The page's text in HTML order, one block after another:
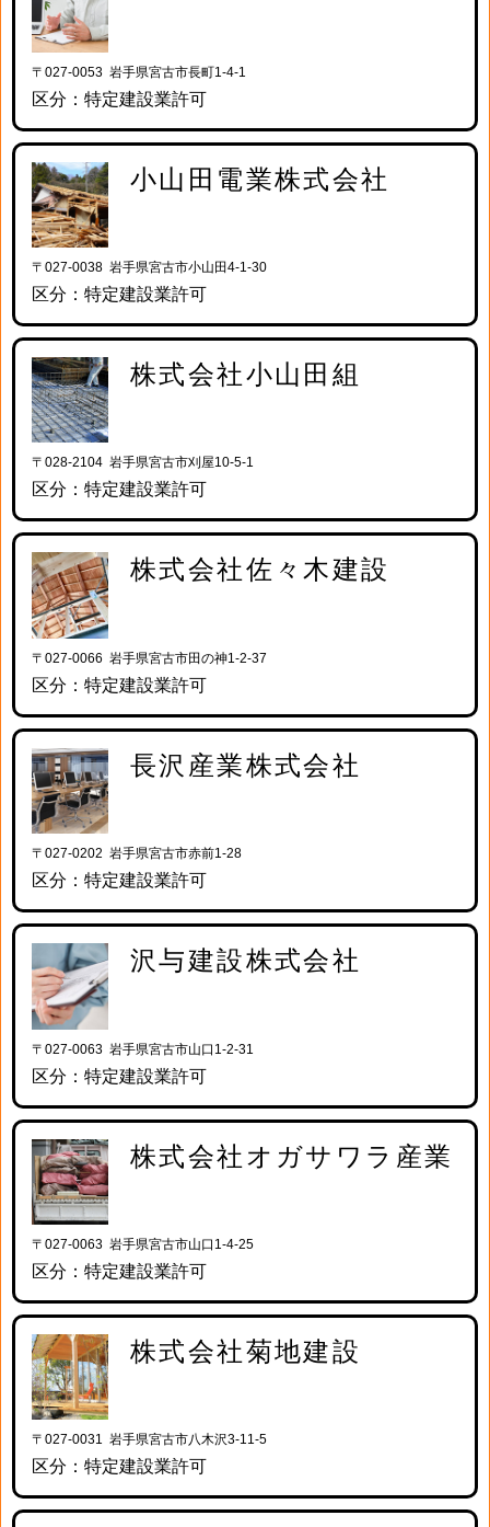
〒027-0053 岩手県宮古市長町1-4-1
区分：特定建設業許可
小山田電業株式会社
〒027-0038 岩手県宮古市小山田4-1-30
区分：特定建設業許可
株式会社小山田組
〒028-2104 岩手県宮古市刈屋10-5-1
区分：特定建設業許可
株式会社佐々木建設
〒027-0066 岩手県宮古市田の神1-2-37
区分：特定建設業許可
長沢産業株式会社
〒027-0202 岩手県宮古市赤前1-28
区分：特定建設業許可
沢与建設株式会社
〒027-0063 岩手県宮古市山口1-2-31
区分：特定建設業許可
株式会社オガサワラ産業
〒027-0063 岩手県宮古市山口1-4-25
区分：特定建設業許可
株式会社菊地建設
〒027-0031 岩手県宮古市八木沢3-11-5
区分：特定建設業許可